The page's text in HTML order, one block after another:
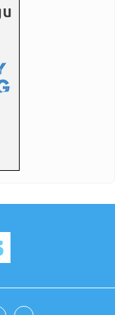
do preokreta, neka
zatvor koji je izgradio
Privilegija bijelaca
stvari je poznati
cara Konstantina I